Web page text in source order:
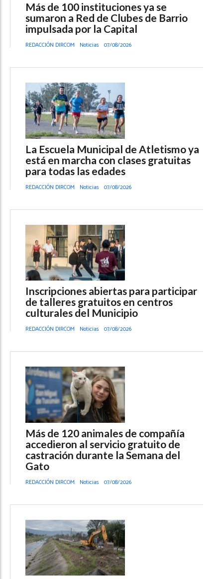
Más de 100 instituciones ya se
sumaron a Red de Clubes de Barrio
impulsada por la Capital
REDACCIÓN DIRCOM Noticias 07/08/2026
La Escuela Municipal de Atletismo ya
está en marcha con clases gratuitas
para todas las edades
REDACCIÓN DIRCOM Noticias 07/08/2026
Inscripciones abiertas para participar
de talleres gratuitos en centros
culturales del Municipio
REDACCIÓN DIRCOM Noticias 07/08/2026
Más de 120 animales de compañía
accedieron al servicio gratuito de
castración durante la Semana del
Gato
REDACCIÓN DIRCOM Noticias 07/08/2026